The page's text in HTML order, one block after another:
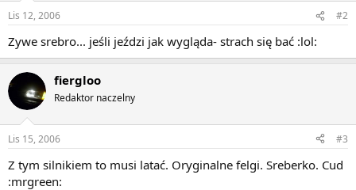
Lis 12, 2006 #2
Zywe srebro... jeśli jeździ jak wygląda- strach się bać :lol:
fiergloo
Redaktor naczelny
Lis 15, 2006 #3
Z tym silnikiem to musi latać. Oryginalne felgi. Sreberko. Cud
:mrgreen: